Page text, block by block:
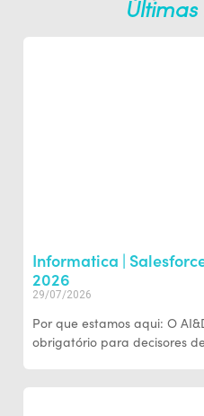
Informatica |
2026
29/07/2026
Por que estamos aqui: O
obrigatório para decisores